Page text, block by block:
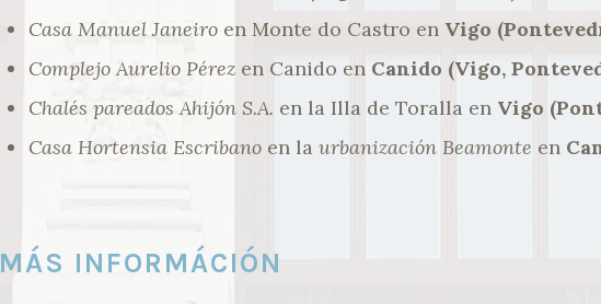
Casa Manuel Janeiro en Monte do Castro en Vigo
Complejo Aurelio Pérez en Canido en Canido (Vigo,
Chalés pareados Ahijón S.A. en la Illa de Toralla en Vigo
Casa Hortensia Escribano en la urbanización Beamonte en
MÁS INFORMÁCIÓN